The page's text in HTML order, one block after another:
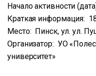
Начало активности
Краткая информация:
Место: Пинск, ул. ул.
Организатор: УО
университет»